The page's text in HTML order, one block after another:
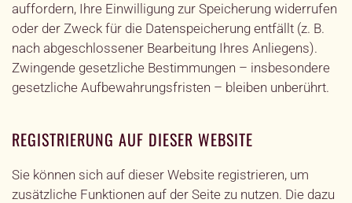
auffordern, Ihre Einwilligung zur Speicherung widerrufen
oder der Zweck für die Datenspeicherung entfällt (z. B.
nach abgeschlossener Bearbeitung Ihres Anliegens).
Zwingende gesetzliche Bestimmungen – insbesondere
gesetzliche Aufbewahrungsfristen – bleiben unberührt.
REGISTRIERUNG AUF DIESER WEBSITE
Sie können sich auf dieser Website registrieren, um
zusätzliche Funktionen auf der Seite zu nutzen. Die dazu